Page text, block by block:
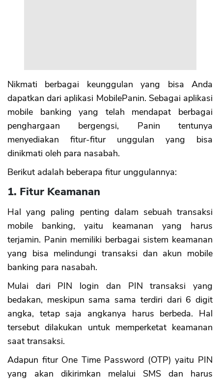
Nikmati berbagai keunggulan yang bisa Anda
dapatkan dari aplikasi MobilePanin. Sebagai aplikasi
mobile banking yang telah mendapat berbagai
penghargaan bergengsi, Panin tentunya
menyediakan fitur-fitur unggulan yang bisa
dinikmati oleh para nasabah.
Berikut adalah beberapa fitur unggulannya:
1. Fitur Keamanan
Hal yang paling penting dalam sebuah transaksi
mobile banking, yaitu keamanan yang harus
terjamin. Panin memiliki berbagai sistem keamanan
yang bisa melindungi transaksi dan akun mobile
banking para nasabah.
Mulai dari PIN login dan PIN transaksi yang
bedakan, meskipun sama sama terdiri dari 6 digit
angka, tetap saja angkanya harus berbeda. Hal
tersebut dilakukan untuk memperketat keamanan
saat transaksi.
Adapun fitur One Time Password (OTP) yaitu PIN
yang akan dikirimkan melalui SMS dan harus